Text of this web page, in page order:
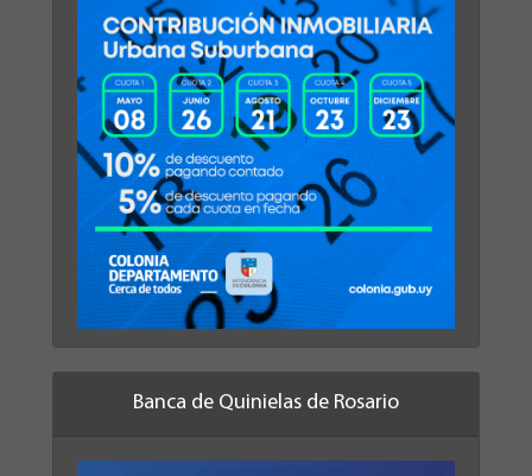
Banca de Quinielas de Rosario